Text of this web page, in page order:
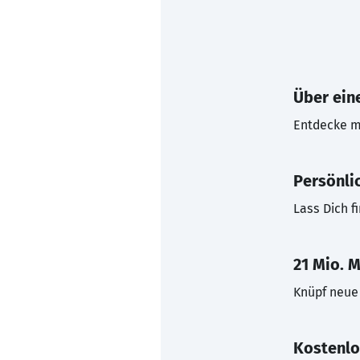
Über
Entdecke
Lass Dich
21 Mio.
Knüpf